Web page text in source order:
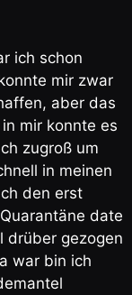
ich schon
mir zwar
aber das
mir konnte es
zugroß um
in meinen
den erst
date
drüber gezogen
war bin ich